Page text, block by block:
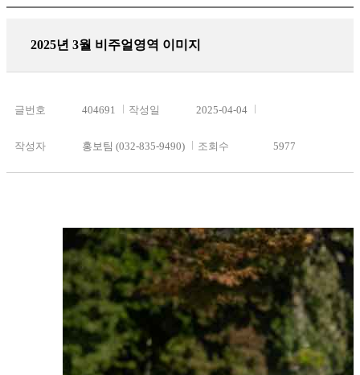
2025년 3월 비주얼영역 이미지
글번호 404691 작성일 2025-04-04
작성자 홍보팀 (032-835-9490) 조회수 5977